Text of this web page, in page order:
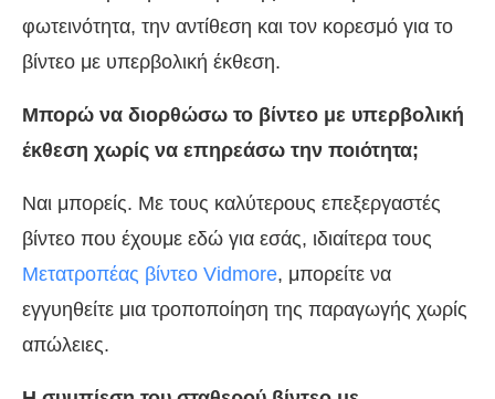
φωτεινότητα, την αντίθεση και τον κορεσμό για το
βίντεο με υπερβολική έκθεση.
Μπορώ να διορθώσω το βίντεο με υπερβολική
έκθεση χωρίς να επηρεάσω την ποιότητα;
Ναι μπορείς. Με τους καλύτερους επεξεργαστές
βίντεο που έχουμε εδώ για εσάς, ιδιαίτερα τους
Μετατροπέας βίντεο Vidmore, μπορείτε να
εγγυηθείτε μια τροποποίηση της παραγωγής χωρίς
απώλειες.